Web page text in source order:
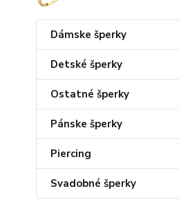
Dámske šperky
Detské šperky
Ostatné šperky
Pánske šperky
Piercing
Svadobné šperky